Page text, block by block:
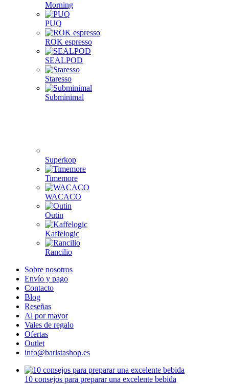
Morning
PUQ
ROK espresso
SEALPOD
Staresso
Subminimal
Superkop
Timemore
WACACO
Outin
Kaffelogic
Rancilio
Sobre nosotros
Envío y pago
Contacto
Blog
Reseñas
Al por mayor
Vales de regalo
Ofertas
Outlet
info@baristashop.es
10 consejos para preparar una excelente bebida